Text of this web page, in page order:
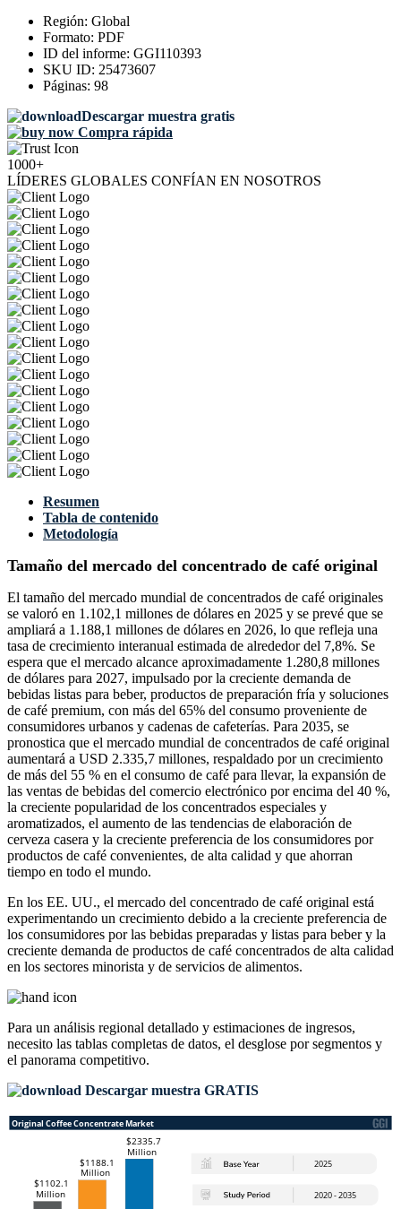
Región: Global
Formato: PDF
ID del informe: GGI110393
SKU ID: 25473607
Páginas: 98
Descargar muestra gratis
Compra rápida
1000+
LÍDERES GLOBALES CONFÍAN EN NOSOTROS
Resumen
Tabla de contenido
Metodología
Tamaño del mercado del concentrado de café original
El tamaño del mercado mundial de concentrados de café originales
se valoró en 1.102,1 millones de dólares en 2025 y se prevé que se
ampliará a 1.188,1 millones de dólares en 2026, lo que refleja una
tasa de crecimiento interanual estimada de alrededor del 7,8%. Se
espera que el mercado alcance aproximadamente 1.280,8 millones
de dólares para 2027, impulsado por la creciente demanda de
bebidas listas para beber, productos de preparación fría y soluciones
de café premium, con más del 65% del consumo proveniente de
consumidores urbanos y cadenas de cafeterías. Para 2035, se
pronostica que el mercado mundial de concentrados de café original
aumentará a USD 2.335,7 millones, respaldado por un crecimiento
de más del 55 % en el consumo de café para llevar, la expansión de
las ventas de bebidas del comercio electrónico por encima del 40 %,
la creciente popularidad de los concentrados especiales y
aromatizados, el aumento de las tendencias de elaboración de
cerveza casera y la creciente preferencia de los consumidores por
productos de café convenientes, de alta calidad y que ahorran
tiempo en todo el mundo.
En los EE. UU., el mercado del concentrado de café original está
experimentando un crecimiento debido a la creciente preferencia de
los consumidores por las bebidas preparadas y listas para beber y la
creciente demanda de productos de café concentrados de alta calidad
en los sectores minorista y de servicios de alimentos.
Para un análisis regional detallado y estimaciones de ingresos,
necesito las tablas completas de datos, el desglose por segmentos y
el panorama competitivo.
Descargar muestra GRATIS